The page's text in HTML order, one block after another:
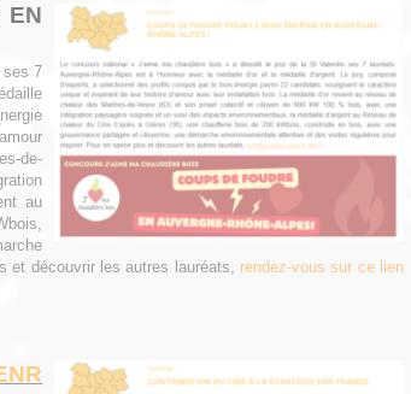
EN
ses 7
de-
au
et découvrir les autres lauréats, rendez-vous sur ce lien